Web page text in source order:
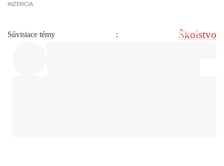
INZERCIA
Súvisiace témy : Školstvo